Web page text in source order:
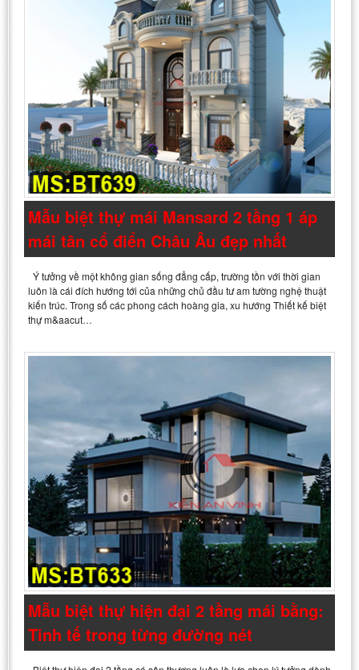
Mẫu biệt thự mái Mansard 2 tầng 1 áp
mái tân cổ điển Châu Âu đẹp nhất
Ý tưởng về một không gian sống đẳng cấp, trường tồn với thời gian
luôn là cái đích hướng tới của những chủ đầu tư am tường nghệ thuật
kiến trúc. Trong số các phong cách hoàng gia, xu hướng Thiết kế biệt
thự m&aacut…
Mẫu biệt thự hiện đại 2 tầng mái bằng:
Tinh tế trong từng đường nét